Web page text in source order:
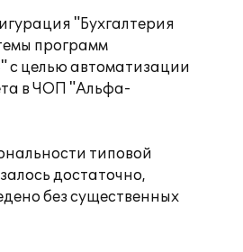
"Бухгалтерия
программ
с целью автоматизации
в ЧОП "Альфа-
типовой
достаточно,
без существенных